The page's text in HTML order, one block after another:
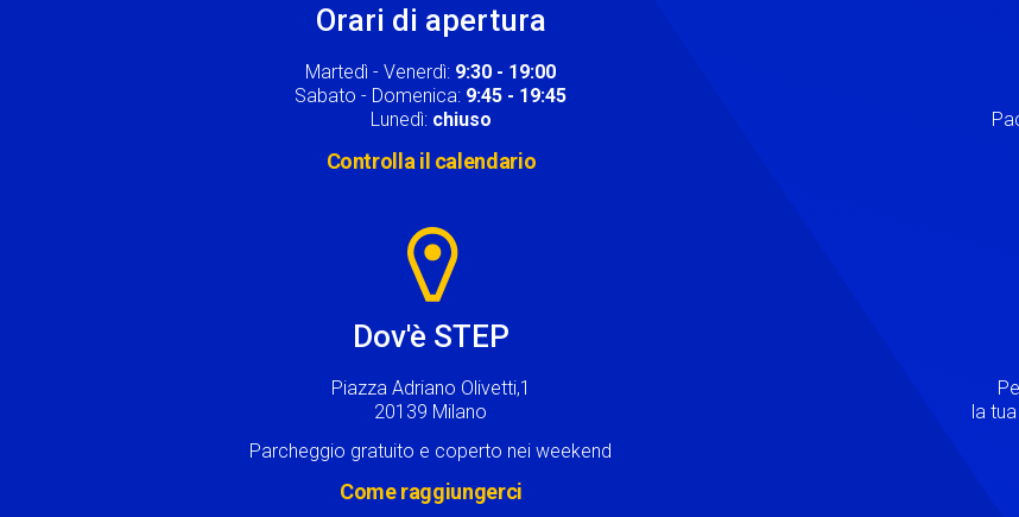
Orari di apertura
Martedì - Venerdì: 9:30 - 19:00
Sabato - Domenica: 9:45 - 19:45
Lunedì: chiuso
Controlla il calendario
Dov'è STEP
Piazza Adriano Olivetti,1
20139 Milano
Parcheggio gratuito e coperto nei weekend
Come raggiungerci
la